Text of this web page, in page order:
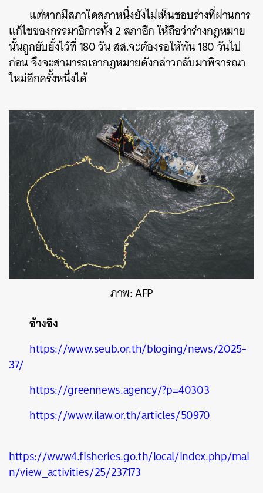
แต่หากมีสภาใดสภาหนึ่งยังไม่เห็นชอบร่างที่ผ่านการ
แก้ไขของกรรมาธิการทั้ง 2 สภาอีก ให้ถือว่าร่างกฎหมาย
นั้นถูกยับยั้งไว้ที่ 180 วัน สส.จะต้องรอให้พ้น 180 วันไป
ก่อน จึงจะสามารถเอากฎหมายดังกล่าวกลับมาพิจารณา
ใหม่อีกครั้งหนึ่งได้
ภาพ: AFP
อ้างอิง
https://www.seub.or.th/bloging/news/2025-
37/
https://greennews.agency/?p=40303
https://www.ilaw.or.th/articles/50970
https://www4.fisheries.go.th/local/index.php/mai
n/view_activities/25/237173